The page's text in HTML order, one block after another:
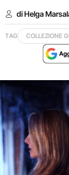
di Helga
TAG COLLEZIONE